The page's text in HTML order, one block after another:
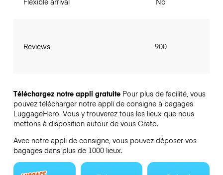
Reviews 900
Téléchargez notre appli gratuite Pour plus de facilité, vous
pouvez télécharger notre appli de consigne à bagages
LuggageHero. Vous y trouverez tous les lieux que nous
mettons à disposition autour de vous Crato.
Avec notre appli de consigne, vous pouvez déposer vos
bagages dans plus de 1000 lieux.